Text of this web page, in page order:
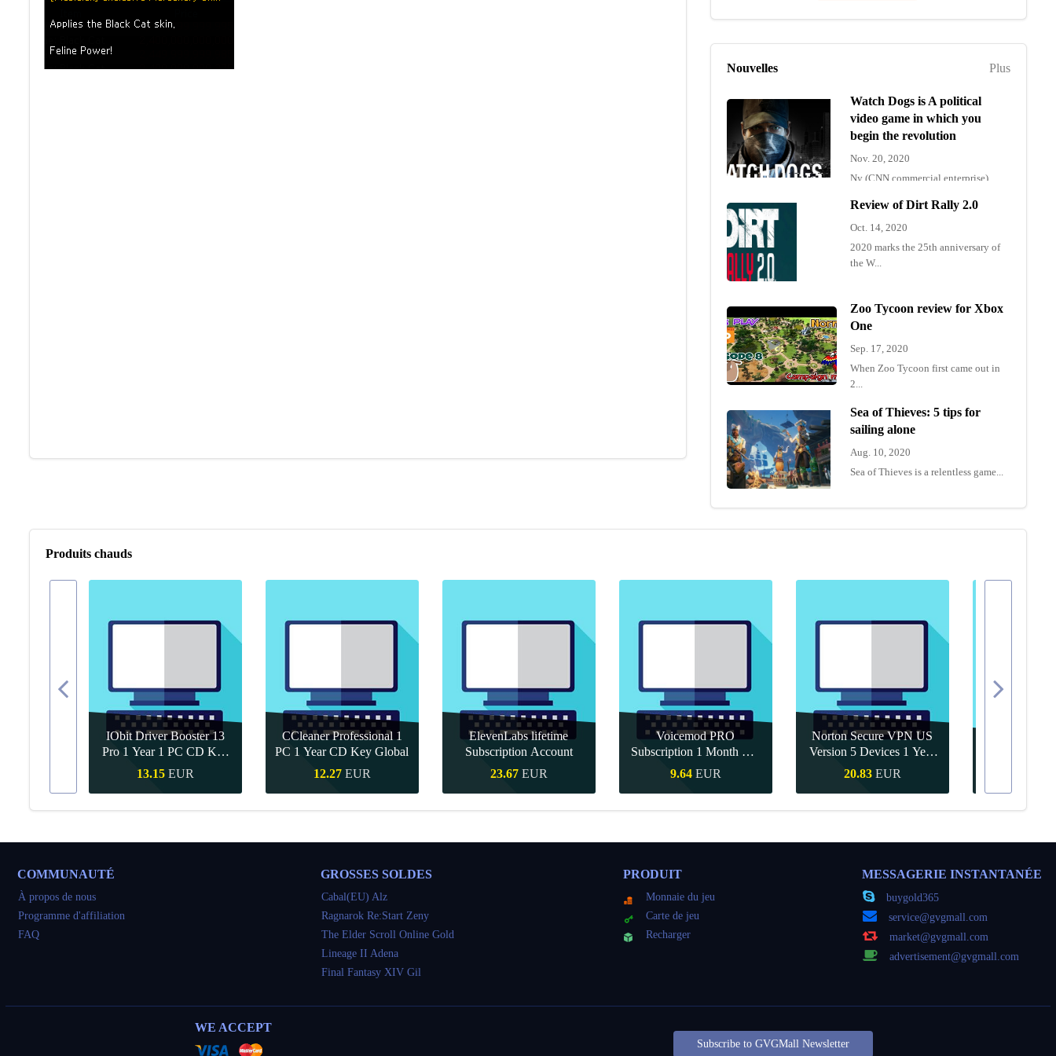
Plus
Nouvelles
Watch Dogs is A political
video game in which you
begin the revolution
Nov. 20, 2020
Ny (CNN commercial enterprise)
Review of Dirt Rally 2.0
Oct. 14, 2020
2020 marks the 25th anniversary of
the W...
Zoo Tycoon review for Xbox
One
Sep. 17, 2020
When Zoo Tycoon first came out in
2...
Sea of Thieves: 5 tips for
sailing alone
Aug. 10, 2020
Sea of Thieves is a relentless game...
Produits chauds
IObit Driver Booster 13
Pro 1 Year 1 PC CD Key
Global
13.15 EUR
Achat rapide
CCleaner Professional 1
PC 1 Year CD Key Global
12.27 EUR
Achat rapide
ElevenLabs lifetime
Subscription Account
23.67 EUR
Achat rapide
Voicemod PRO
Subscription 1 Month CD
Key Global
9.64 EUR
Achat rapide
Norton Secure VPN US
Version 5 Devices 1 Year
CD Key
20.83 EUR
Achat rapide Achat
COMMUNAUTÉ
À propos de nous
Programme d'affiliation
FAQ
GROSSES SOLDES
Cabal(EU) Alz
Ragnarok Re:Start Zeny
The Elder Scroll Online Gold
Lineage II Adena
Final Fantasy XIV Gil
PRODUIT
Monnaie du jeu
Carte de jeu
Recharger
MESSAGERIE INSTANTANÉE
buygold365
service@gvgmall.com
market@gvgmall.com
advertisement@gvgmall.com
WE ACCEPT
Subscribe to GVGMall Newsletter